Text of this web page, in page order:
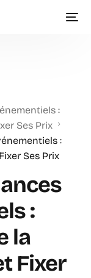
:
Ses Prix
:
Ses Prix
:
la
Fixer